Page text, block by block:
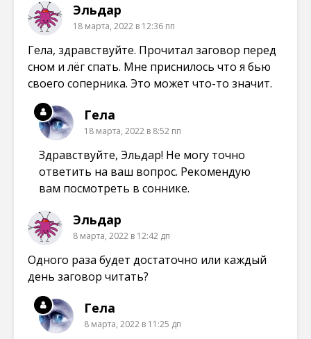
Эльдар
18 марта, 2022 в 12:36 пп
Гела, здравствуйте. Прочитал заговор перед
сном и лёг спать. Мне приснилось что я бью
своего соперника. Это может что-то значит.
Гела
18 марта, 2022 в 8:52 пп
Здравствуйте, Эльдар! Не могу точно
ответить на ваш вопрос. Рекомендую
вам посмотреть в соннике.
Эльдар
8 марта, 2022 в 12:42 дп
Одного раза будет достаточно или каждый
день заговор читать?
Гела
8 марта, 2022 в 11:25 дп